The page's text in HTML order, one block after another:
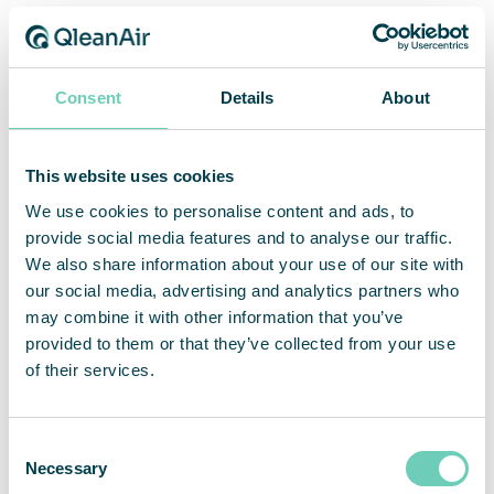
Consent Details About
This website uses cookies
We use cookies to personalise content and ads, to
provide social media features and to analyse our traffic.
We also share information about your use of our site with
our social media, advertising and analytics partners who
may combine it with other information that you’ve
provided to them or that they’ve collected from your use
of their services.
Selection
Necessary
Une protection supplémentaire pour les
employés
“Our employees really appreciate the additional
devices in a short time to ensure a safe working
environment during a pandemic isn’t something
that we do on a regular basis. Therefore, we do not
hesitate in recommending QleanAir as a provider
of air cleaning solutions. Cooperation has been
collaborative and professional from the start,”
states Mr. Lüers.
investisse dans la protection supplémentaire de
ses employés. Nous constatons généralement que